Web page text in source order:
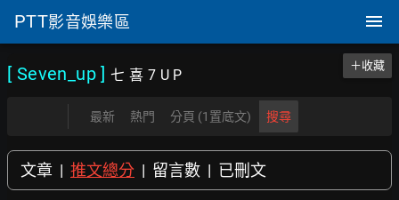
PTT影音娛樂區
[ Seven_up ]七 喜 7 U P
＋收藏
最新 熱門 分頁 (1置底文) 搜尋
文章 | 推文總分 | 留言數 | 已刪文